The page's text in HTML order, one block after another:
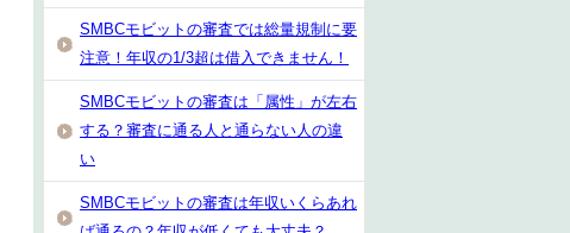
SMBCモビットの審査では総量規制に要
注意！年収の1/3超は借入できません！
SMBCモビットの審査は「属性」が左右
する？審査に通る人と通らない人の違
い
SMBCモビットの審査は年収いくらあれ